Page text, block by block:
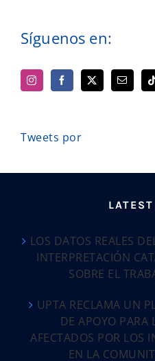
Síguenos en:
Tweets por
LOS DATOS REALES
INTERPRETACIÓN
SOBRE EL
UPTA RECLAMA UN
DE APOYO PARA
AFECTADOS POR LOS
EN LA